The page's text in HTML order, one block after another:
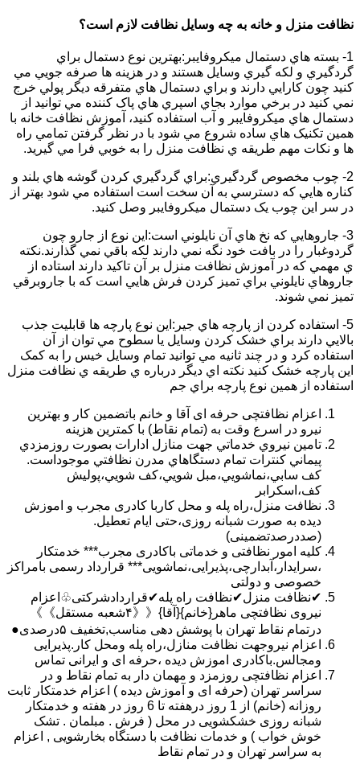
نظافت منزل و خانه به چه وسايل نظافت لازم است؟
1- بسته هاي دستمال ميکروفايبر:بهترين نوع دستمال براي
گردگيري و لکه گيري وسايل هستند و در هزينه ها صرفه جويي مي
کنيد چون کارايي دارند و براي دستمال هاي متفرقه ديگر پولي خرج
نمي کنيد در برخي موارد بجاي اسپري هاي پاک کننده مي توانيد از
دستمال هاي ميکروفايبر و آب استفاده کنيد، آموزش نظافت خانه با
همين تکنيک هاي ساده شروع مي شود با در نظر گرفتن تمامي راه
ها و نکات مهم طريقه ي نظافت منزل را به خوبي فرا مي گيريد.
2- چوب مخصوص گردگيري:براي گردگيري کردن گوشه هاي بلند و
کناره هايي که دسترسي به آن سخت است استفاده مي شود بهتر از
در سر اين چوب يک دستمال ميکروفايبر وصل کنيد.
3- جاروهايي که نخ هاي آن نايلوني است:اين نوع از جارو چون
گردوغبار را در بافت خود نگه نمي دارند لکه باقي نمي گذارند.نکته
ي مهمي که در آموزش نظافت منزل بر آن تاکيد دارند استاده از
جاروهاي نايلوني براي تميز کردن فرش هايي است که با جاروبرقي
تميز نمي شوند.
5- استفاده کردن از پارچه هاي جير:اين نوع پارچه ها قابليت جذب
بالايي دارند براي خشک کردن وسايل يا سطوح مي توان از آن
استفاده کرد و در چند ثانيه مي توانيد تمام وسايل خيس را به کمک
اين پارچه خشک کنيد نکته اي ديگر درباره ي طريقه ي نظافت منزل
استفاده از همين نوع پارچه براي جم
اعزام نظافتچی حرفه ای آقا و خانم باتضمین کار و بهترین
نیرو در اسرع وقت به (تمام نقاط) با کمترین هزینه
تامين نيروي خدماتي جهت منازل ادارات بصورت روزمزدي
پيماني كنترات تمام دستگاهاي مدرن نظافتي موجوداست.
كف سابي،نماشويي،مبل شويي،كف شويي،پوليش
كف،اسكرابر
نظافت منزل،راه پله و محل کاربا کادری مجرب و اموزش
دیده به صورت شبانه روزی،حتی ایام تعطیل.
(صددرصدتضمینی)
کلیه امور نظافتی و خدماتی باکادری مجرب*** خدمتکار
،سرایدار،آبدارچی،پذیرایی،نماشویی*** قرارداد رسمی بامراکز
خصوصی و دولتی
✔نظافت منزل✔نظافت راه پله✔قراردادشرکتی♧اعزام
نیروی نظافتچی ماهر{خانم}{آقا}《《۴شعبه مستقل》》
درتمام نقاط تهران با پوشش دهی مناسب,تخفیف ۵درصدی●
اعزام نیروجهت نظافت منازل،راه پله ومحل کار.پذیرایی
ومجالس.باکادری اموزش دیده ،حرفه ای و ایرانی تماس
اعزام نظافتچی روزمزد و مهمان دار به تمام نقاط و در
سراسر تهران (حرفه ای و آموزش دیده ) اعزام خدمتکار ثابت
روزانه (خانم) از 1 روز درهفته تا 6 روز در هفته و خدمتکار
شبانه روزی خشکشویی در محل ( فرش . مبلمان . تشک
خوش خواب ) و خدمات نظافت با دستگاه بخارشویی , اعزام
به سراسر تهران و در تمام نقاط